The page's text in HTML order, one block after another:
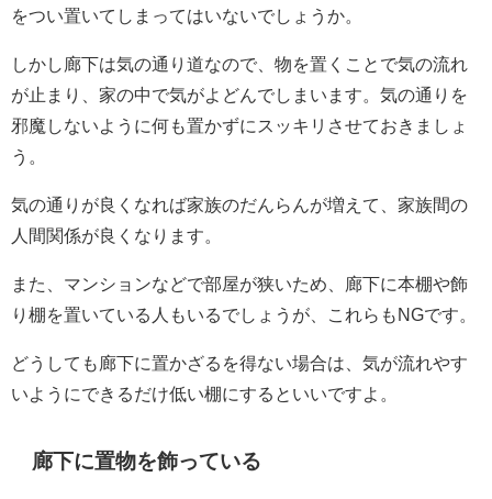
をつい置いてしまってはいないでしょうか。
しかし廊下は気の通り道なので、物を置くことで気の流れ
が止まり、家の中で気がよどんでしまいます。気の通りを
邪魔しないように何も置かずにスッキリさせておきましょ
う。
気の通りが良くなれば家族のだんらんが増えて、家族間の
人間関係が良くなります。
また、マンションなどで部屋が狭いため、廊下に本棚や飾
り棚を置いている人もいるでしょうが、これらもNGです。
どうしても廊下に置かざるを得ない場合は、気が流れやす
いようにできるだけ低い棚にするといいですよ。
廊下に置物を飾っている